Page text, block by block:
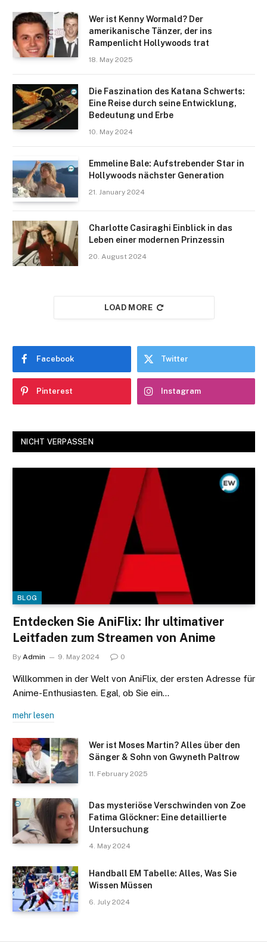
Wer ist Kenny Wormald? Der
amerikanische Tänzer, der ins
Rampenlicht Hollywoods trat
18. May 2025
Die Faszination des Katana Schwerts:
Eine Reise durch seine Entwicklung,
Bedeutung und Erbe
10. May 2024
Emmeline Bale: Aufstrebender Star in
Hollywoods nächster Generation
21. January 2024
Charlotte Casiraghi Einblick in das
Leben einer modernen Prinzessin
20. August 2024
LOAD MORE
Facebook Twitter
Pinterest Instagram
NICHT VERPASSEN
BLOG
Entdecken Sie AniFlix: Ihr ultimativer
Leitfaden zum Streamen von Anime
By Admin 9. May 2024 0
Willkommen in der Welt von AniFlix, der ersten Adresse für
Anime-Enthusiasten. Egal, ob Sie ein…
mehr lesen
Wer ist Moses Martin? Alles über den
Sänger & Sohn von Gwyneth Paltrow
11. February 2025
Das mysteriöse Verschwinden von Zoe
Fatima Glöckner: Eine detaillierte
Untersuchung
4. May 2024
Handball EM Tabelle: Alles, Was Sie
Wissen Müssen
6. July 2024